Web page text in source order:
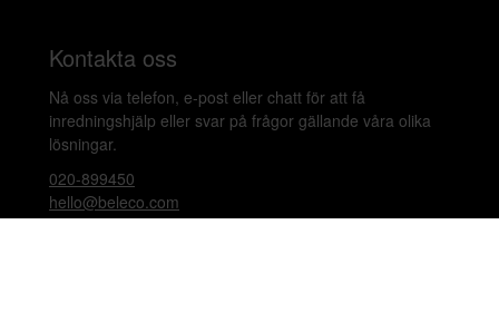
Kontakta oss
Nå oss via telefon, e-post eller chatt för att få
inredningshjälp eller svar på frågor gällande våra olika
lösningar.
020-899450
hello@beleco.com
Sommaröppettider (vecka 28–30): Begränsad